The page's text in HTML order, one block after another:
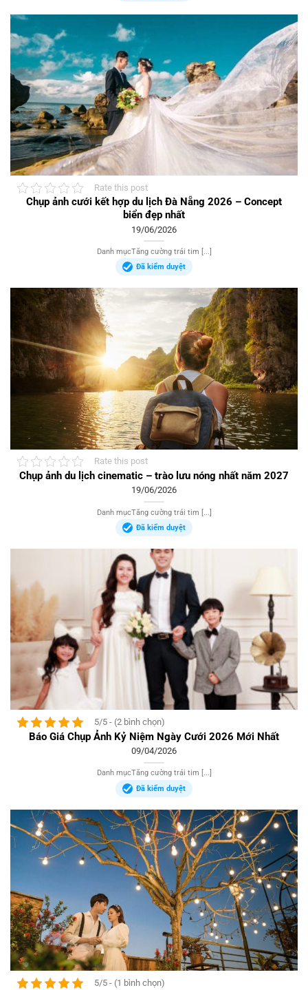
Rate this post
Chụp ảnh cưới kết hợp du lịch Đà Nẵng 2026 – Concept
biển đẹp nhất
19/06/2026
Danh mụcTăng cường trái tim [...]
Đã kiểm duyệt
Rate this post
Chụp ảnh du lịch cinematic – trào lưu nóng nhất năm 2027
19/06/2026
Danh mụcTăng cường trái tim [...]
Đã kiểm duyệt
5/5 - (2 bình chọn)
Báo Giá Chụp Ảnh Kỷ Niệm Ngày Cưới 2026 Mới Nhất
09/04/2026
Danh mụcTăng cường trái tim [...]
Đã kiểm duyệt
5/5 - (1 bình chọn)